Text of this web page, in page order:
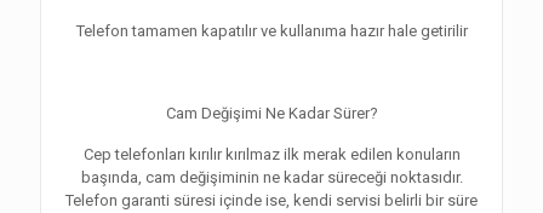
Telefon tamamen kapatılır ve kullanıma hazır hale getirilir
Cam Değişimi Ne Kadar Sürer?
Cep telefonları kırılır kırılmaz ilk merak edilen konuların
başında, cam değişiminin ne kadar süreceği noktasıdır.
Telefon garanti süresi içinde ise, kendi servisi belirli bir süre